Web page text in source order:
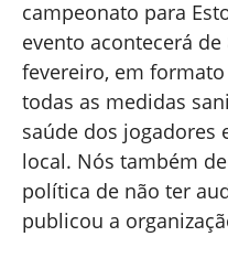
campeonato para
evento acontecerá de
fevereiro, em
todas as medidas
saúde dos jogadores
local. Nós também
política de não ter
publicou a